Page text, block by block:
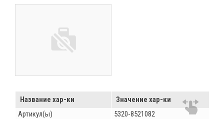
Название хар-ки
Значение хар-ки
Артикул(ы)
5320-8521082